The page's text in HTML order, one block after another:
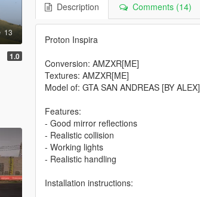
13
1.0
Description Comments (14)
Proton Inspira
Conversion: AMZXR[ME]
Textures: AMZXR[ME]
Model of: GTA SAN ANDREAS [BY ALEX]
Features:
- Good mirror reflections
- Realistic collision
- Working lights
- Realistic handling
Installation instructions: